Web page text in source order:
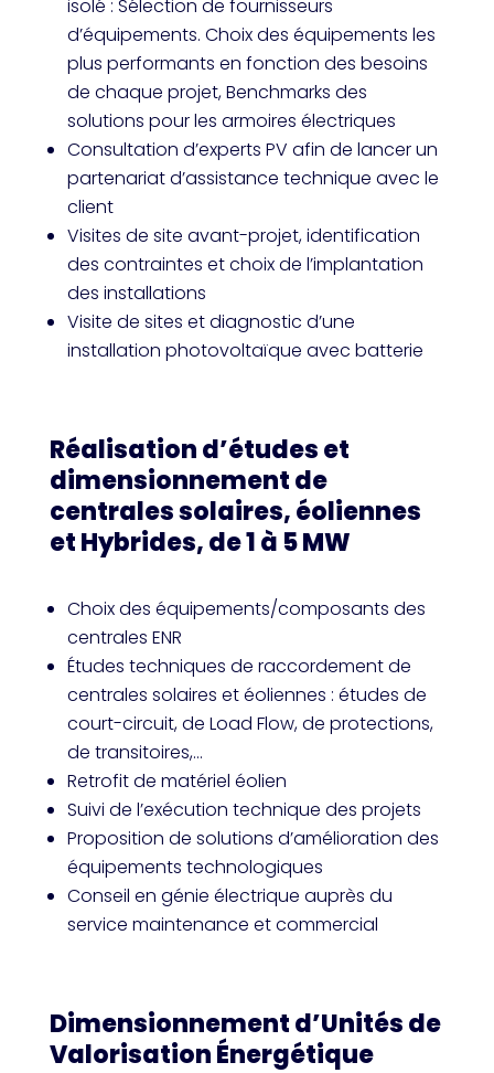
isolé : Sélection de fournisseurs
d’équipements. Choix des équipements les
plus performants en fonction des besoins
de chaque projet, Benchmarks des
solutions pour les armoires électriques
Consultation d’experts PV afin de lancer un
partenariat d’assistance technique avec le
client
Visites de site avant-projet, identification
des contraintes et choix de l’implantation
des installations
Visite de sites et diagnostic d’une
installation photovoltaïque avec batterie
Réalisation d’études et
dimensionnement de
centrales solaires, éoliennes
et Hybrides, de 1 à 5 MW
Choix des équipements/composants des
centrales ENR
Études techniques de raccordement de
centrales solaires et éoliennes : études de
court-circuit, de Load Flow, de protections,
de transitoires,…
Retrofit de matériel éolien
Suivi de l’exécution technique des projets
Proposition de solutions d’amélioration des
équipements technologiques
Conseil en génie électrique auprès du
service maintenance et commercial
Dimensionnement d’Unités de
Valorisation Énergétique